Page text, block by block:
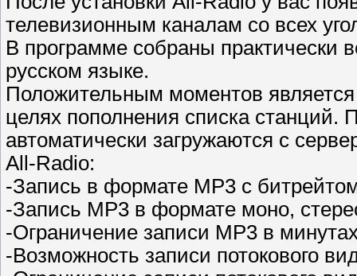
телевизионным каналам со всех
В программе собраны
русском языке.
Положительным моментов
целях пополнения списка станций.
автоматически загружаются с
All-Radio:
-Запись в формате MP3 с
-Запись MP3 в формате моно,
-Ограничение записи MP3 в
-Возможность записи потокового